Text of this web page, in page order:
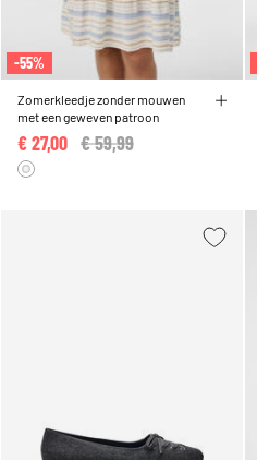
-55%
Zomerkleedje zonder mouwen
met een geweven patroon
Price reduced from
€ 59,99
€ 27,00